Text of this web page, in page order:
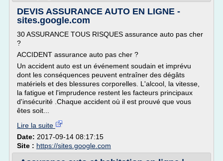
DEVIS ASSURANCE AUTO EN LIGNE -
sites.google.com
30 ASSURANCE TOUS RISQUES assurance auto pas cher
?
ACCIDENT assurance auto pas cher ?
Un accident auto est un événement soudain et imprévu
dont les conséquences peuvent entraîner des dégâts
matériels et des blessures corporelles. L'alcool, la vitesse,
la fatigue et l'imprudence restent les facteurs principaux
d'insécurité .Chaque accident où il est prouvé que vous
êtes soit...
Lire la suite
Date: 2017-09-14 08:17:15
Site : https://sites.google.com